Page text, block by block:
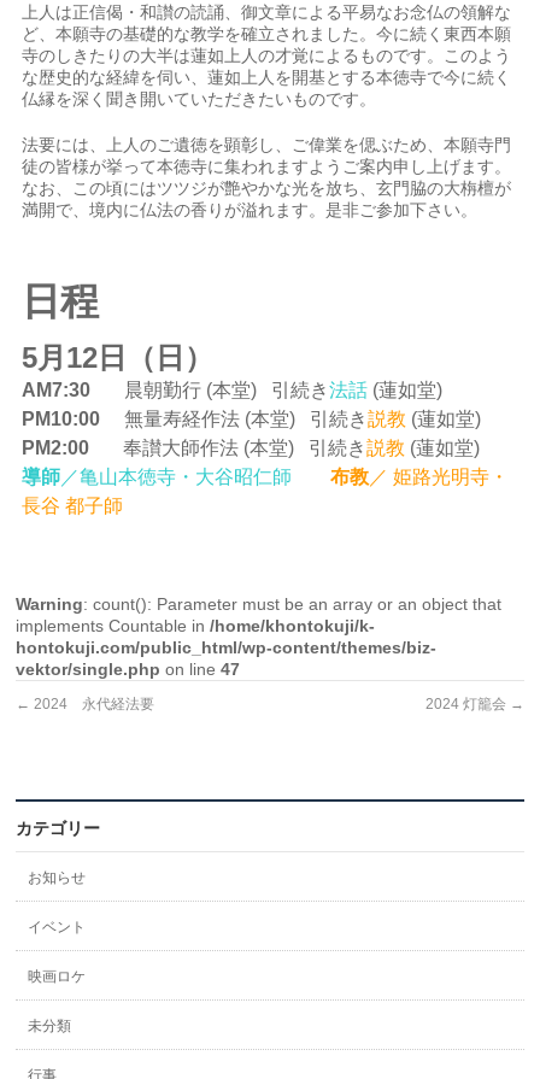
上人は正信偈・和讃の読誦、御文章による平易なお念仏の領解な
ど、本願寺の基礎的な教学を確立されました。今に続く東西本願
寺のしきたりの大半は蓮如上人の才覚によるものです。このよう
な歴史的な経緯を伺い、蓮如上人を開基とする本徳寺で今に続く
仏縁を深く聞き開いていただきたいものです。
法要には、上人のご遺徳を顕彰し、ご偉業を偲ぶため、本願寺門
徒の皆様が挙って本徳寺に集われますようご案内申し上げます。
なお、この頃にはツツジが艶やかな光を放ち、玄門脇の大栴檀が
満開で、境内に仏法の香りが溢れます。是非ご参加下さい。
日程
5月12日（日）
AM7:30 晨朝勤行 (本堂) 引続き法話 (蓮如堂)
PM10:00 無量寿経作法 (本堂) 引続き説教 (蓮如堂)
PM2:00 奉讃大師作法 (本堂) 引続き説教 (蓮如堂)
導師 ／亀山本徳寺・大谷昭仁師布教／ 姫路光明寺・
長谷 都子師
Warning: count(): Parameter must be an array or an object that
implements Countable in/home/khontokuji/k-
hontokuji.com/public_html/wp-content/themes/biz-
vektor/single.php on line47
← 2024 永代経法要 2024 灯籠会 →
カテゴリー
お知らせ
イベント
映画ロケ
未分類
行事